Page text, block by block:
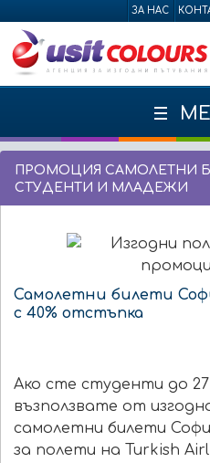
ЗА НАС
ПРОМОЦИЯ САМОЛЕТНИ
СТУДЕНТИ И МЛАДЕЖИ
Самолетни билети
с 40% отстъпка
Ако сте студенти до
възползвате от
самолетни билети
за полети на Turkish